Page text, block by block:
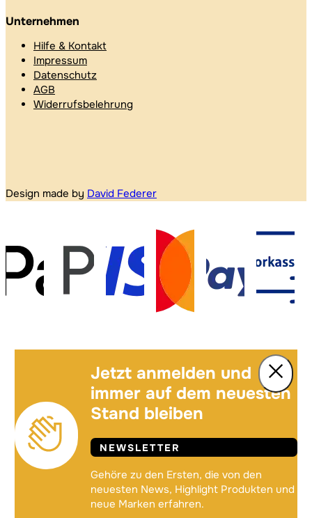
Unternehmen
Hilfe & Kontakt
Impressum
Datenschutz
AGB
Widerrufsbelehrung
Design made by David Federer
Jetzt anmelden und
immer auf dem neuesten
Stand bleiben
NEWSLETTER
Gehöre zu den Ersten, die von den
neuesten News, Highlight Produkten und
neue Marken erfahren.